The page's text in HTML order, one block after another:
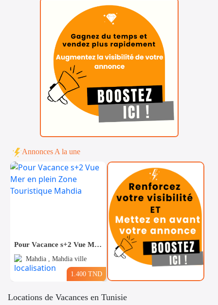
Annonces A la une
Pour Vacance s+2 Vue Mer en plein Zone Touristique Mahdia
Mahdia , Mahdia ville
1.400 TND
Locations de Vacances en Tunisie